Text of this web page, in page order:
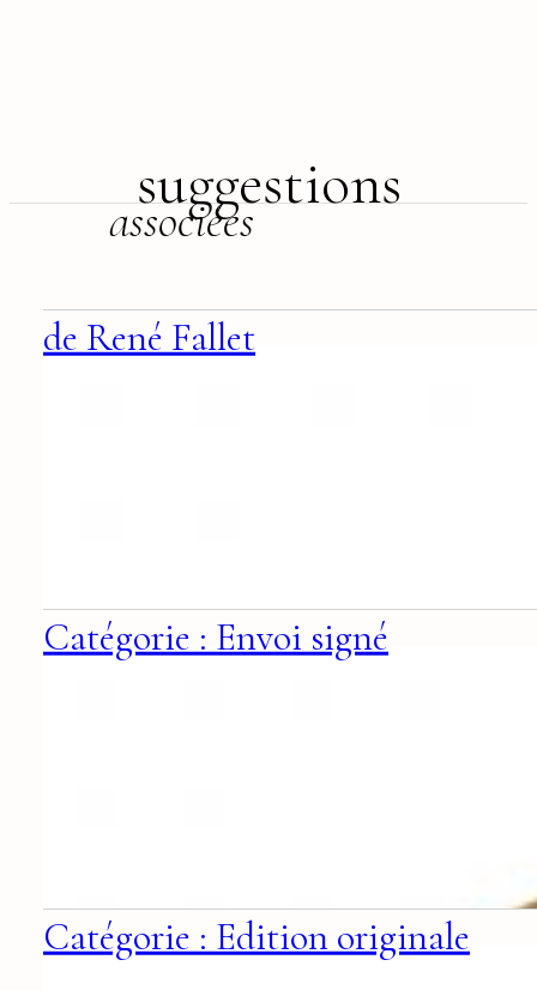
suggestions
associées
de René Fallet
Catégorie : Envoi signé
Catégorie : Edition originale